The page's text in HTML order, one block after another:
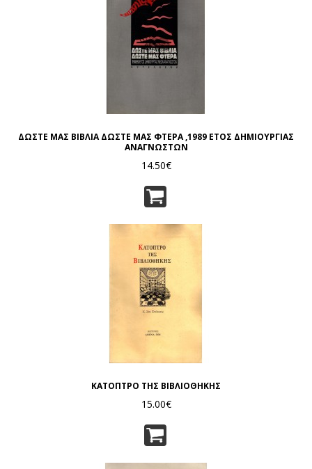
ΔΩΣΤΕ ΜΑΣ ΒΙΒΛΙΑ ΔΩΣΤΕ ΜΑΣ ΦΤΕΡΑ ,1989 ΕΤΟΣ ΔΗΜΙΟΥΡΓΙΑΣ
ΑΝΑΓΝΩΣΤΩΝ
14.50€
ΚΑΤΟΠΤΡΟ ΤΗΣ ΒΙΒΛΙΟΘΗΚΗΣ
15.00€